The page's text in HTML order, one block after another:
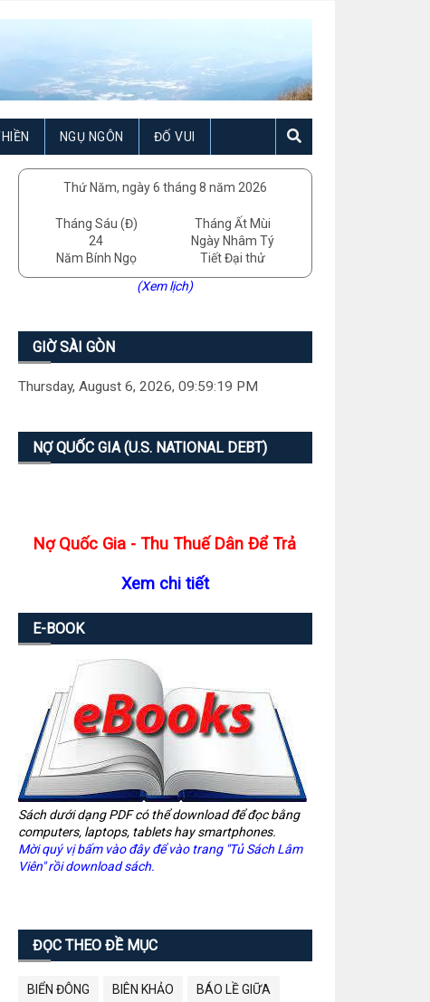
NGỤ NGÔN ĐỐ VUI
Thứ Năm, ngày 6 tháng 8 năm 2026
Tháng Sáu (Đ)
24
Năm Bính Ngọ
Tháng Ất Mùi
Ngày Nhâm Tý
Tiết Đại thử
(Xem lịch)
GIỜ SÀI GÒN
Thursday, August 6, 2026, 09:59:21 PM
NỢ QUỐC GIA (U.S. NATIONAL DEBT)
Nợ Quốc Gia - Thu Thuế Dân Để Trả
Xem chi tiết
E-BOOK
Sách dưới dạng PDF có thể download để đọc bằng
computers, laptops, tablets hay smartphones.
Mời quý vị bấm vào đây để vào trang "Tủ Sách Lâm
Viên" rồi download sách.
ĐỌC THEO ĐỀ MỤC
BIỂN ĐÔNG BIÊN KHẢO BÁO LỀ GIỮA